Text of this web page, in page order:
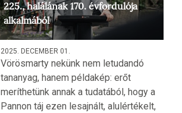
225., halálának 170. évfordulója
alkalmából
2025. DECEMBER 01.
Vörösmarty nekünk nem letudandó
tananyag, hanem példakép: erőt
meríthetünk annak a tudatából, hogy a
Pannon táj ezen lesajnált, alulértékelt,